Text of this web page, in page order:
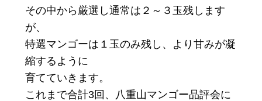
その中から厳選し通常は２～３玉残します
が、
特選マンゴーは１玉のみ残し、より甘みが凝
縮するように
育てていきます。
これまで合計3回、八重山マンゴー品評会に